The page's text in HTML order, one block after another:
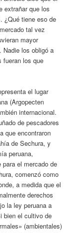
extrañar que los
¿Qué tiene eso de
tal vez
mayor
Nadie los obligó a
fueran los que
el lugar
(Argopecten
internacional.
de pescadores
que encontraron
de Sechura, y
peruana,
el mercado de
comenzó como
a medida que el
derechos
la ley peruana a
bien el cultivo de
(ambientales)